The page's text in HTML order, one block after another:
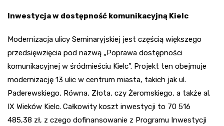
Inwestycja w dostępność komunikacyjną Kielc
Modernizacja ulicy Seminaryjskiej jest częścią większego
przedsięwzięcia pod nazwą „Poprawa dostępności
komunikacyjnej w śródmieściu Kielc”. Projekt ten obejmuje
modernizację 13 ulic w centrum miasta, takich jak ul.
Paderewskiego, Równa, Złota, czy Żeromskiego, a także al.
IX Wieków Kielc. Całkowity koszt inwestycji to 70 516
485,38 zł, z czego dofinansowanie z Programu Inwestycji